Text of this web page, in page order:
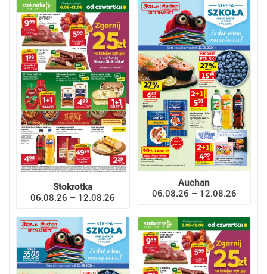
Stokrotka
06.08.26 – 12.08.26
Auchan
06.08.26 – 12.08.26